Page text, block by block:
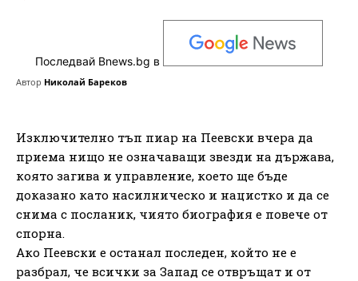
Последвай Bnews.bg в
Автор Николай Бареков
Изключително тъп пиар на Пеевски вчера да
приема нищо не означаващи звезди на държава,
която загива и управление, което ще бъде
доказано като насилническо и нацистко и да се
снима с посланик, чиято биография е повече от
спорна.
Ако Пеевски е останал последен, който не е
разбрал, че всички за Запад се отвръщат и от